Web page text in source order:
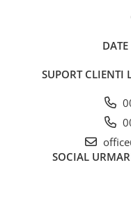
SUPORT CLIENTI
SOCIAL